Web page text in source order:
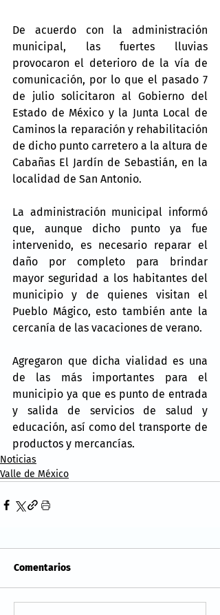
De acuerdo con la administración
municipal, las fuertes lluvias
provocaron el deterioro de la vía de
comunicación, por lo que el pasado 7
de julio solicitaron al Gobierno del
Estado de México y la Junta Local de
Caminos la reparación y rehabilitación
de dicho punto carretero a la altura de
Cabañas El Jardín de Sebastián, en la
localidad de San Antonio.
La administración municipal informó
que, aunque dicho punto ya fue
intervenido, es necesario reparar el
daño por completo para brindar
mayor seguridad a los habitantes del
municipio y de quienes visitan el
Pueblo Mágico, esto también ante la
cercanía de las vacaciones de verano.
Agregaron que dicha vialidad es una
de las más importantes para el
municipio ya que es punto de entrada
y salida de servicios de salud y
educación, así como del transporte de
productos y mercancías.
Noticias
Valle de México
Comentarios